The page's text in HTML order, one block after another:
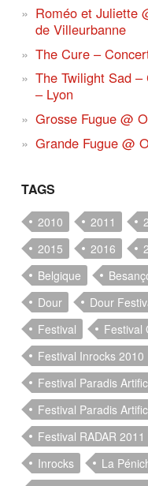
Roméo et Juliette
de Villeurbanne
The Cure –
The Twilight Sad
– Lyon
Grosse Fugue @
Grande Fugue @
TAGS
2010 2011
2015
2016
Belgique
Dour
Dour
Festival
Festival
Festival Inrocks 2010
Festival Paradis
Festival Paradis
Festival RADAR 2011
Inrocks
La